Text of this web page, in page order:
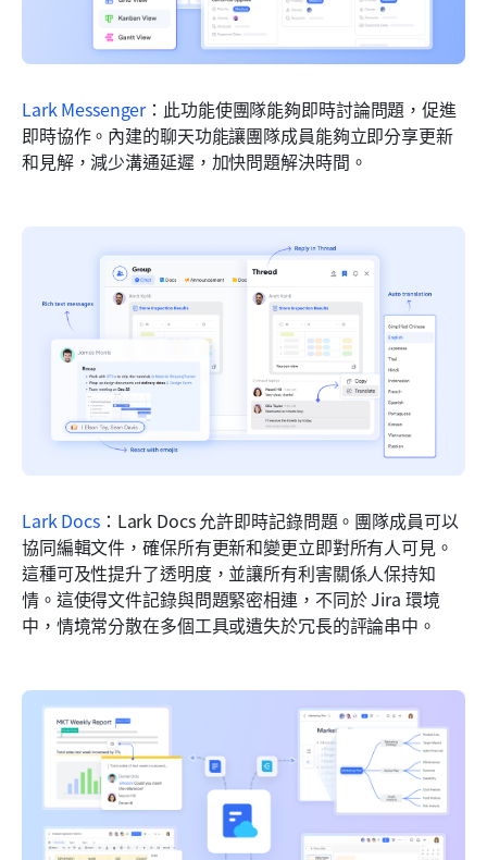
Lark Messenger：此功能使團隊能夠即時討論問題，促進
即時協作。內建的聊天功能讓團隊成員能夠立即分享更新
和見解，減少溝通延遲，加快問題解決時間。
Lark Docs：Lark Docs 允許即時記錄問題。團隊成員可以
協同編輯文件，確保所有更新和變更立即對所有人可見。
這種可及性提升了透明度，並讓所有利害關係人保持知
情。這使得文件記錄與問題緊密相連，不同於 Jira 環境
中，情境常分散在多個工具或遺失於冗長的評論串中。